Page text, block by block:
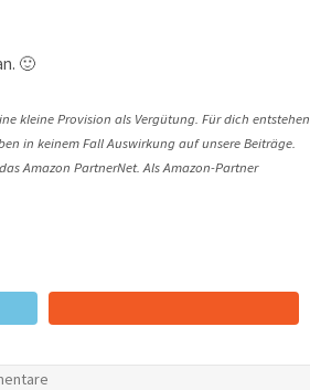
🙂
kleine Provision als Vergütung. Für dich entstehen
in keinem Fall Auswirkung auf unsere Beiträge.
Amazon PartnerNet. Als Amazon-Partner